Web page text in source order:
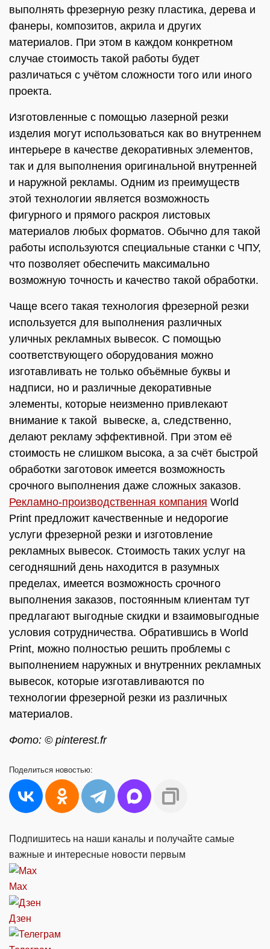
выполнять фрезерную резку пластика, дерева и
фанеры, композитов, акрила и других
материалов. При этом в каждом конкретном
случае стоимость такой работы будет
различаться с учётом сложности того или иного
проекта.
Изготовленные с помощью лазерной резки
изделия могут использоваться как во внутреннем
интерьере в качестве декоративных элементов,
так и для выполнения оригинальной внутренней
и наружной рекламы. Одним из преимуществ
этой технологии является возможность
фигурного и прямого раскроя листовых
материалов любых форматов. Обычно для такой
работы используются специальные станки с ЧПУ,
что позволяет обеспечить максимально
возможную точность и качество такой обработки.
Чаще всего такая технология фрезерной резки
используется для выполнения различных
уличных рекламных вывесок. С помощью
соответствующего оборудования можно
изготавливать не только объёмные буквы и
надписи, но и различные декоративные
элементы, которые неизменно привлекают
внимание к такой вывеске, а, следственно,
делают рекламу эффективной. При этом её
стоимость не слишком высока, а за счёт быстрой
обработки заготовок имеется возможность
срочного выполнения даже сложных заказов.
Рекламно-производственная компания World
Print предложит качественные и недорогие
услуги фрезерной резки и изготовление
рекламных вывесок. Стоимость таких услуг на
сегодняшний день находится в разумных
пределах, имеется возможность срочного
выполнения заказов, постоянным клиентам тут
предлагают выгодные скидки и взаимовыгодные
условия сотрудничества. Обратившись в World
Print, можно полностью решить проблемы с
выполнением наружных и внутренних рекламных
вывесок, которые изготавливаются по
технологии фрезерной резки из различных
материалов.
Фото: © pinterest.fr
Поделиться новостью:
Подпишитесь на наши каналы и получайте самые
важные и интересные новости первым
Max
Дзен